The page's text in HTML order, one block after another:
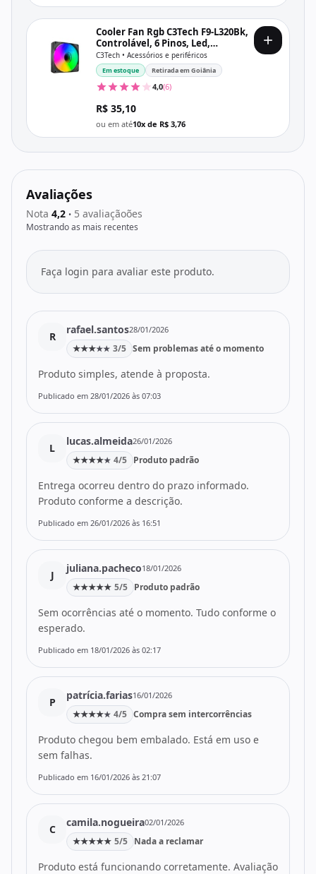
Cooler Fan Rgb C3Tech F9-L320Bk,
Controlável, 6 Pinos, Led,
120X120X25 Mm, Preto
C3Tech • Acessórios e periféricos
Em estoque Retirada em Goiânia
4,0(6)
R$ 35,10
ou em até10x de R$ 3,76
Avaliações
Nota 4,2 • 5 avaliaçãoões
Mostrando as mais recentes
Faça login para avaliar este produto.
R
rafael.santos28/01/2026
★★★★★ 3/5 Sem problemas até o momento
Produto simples, atende à proposta.
Publicado em 28/01/2026 às 07:03
L
lucas.almeida26/01/2026
★★★★★ 4/5 Produto padrão
Entrega ocorreu dentro do prazo informado.
Produto conforme a descrição.
Publicado em 26/01/2026 às 16:51
J
juliana.pacheco18/01/2026
★★★★★ 5/5 Produto padrão
Sem ocorrências até o momento. Tudo conforme o
esperado.
Publicado em 18/01/2026 às 02:17
P
patrícia.farias16/01/2026
★★★★★ 4/5 Compra sem intercorrências
Produto chegou bem embalado. Está em uso e
sem falhas.
Publicado em 16/01/2026 às 21:07
C
camila.nogueira02/01/2026
★★★★★ 5/5 Nada a reclamar
Produto está funcionando corretamente. Avaliação